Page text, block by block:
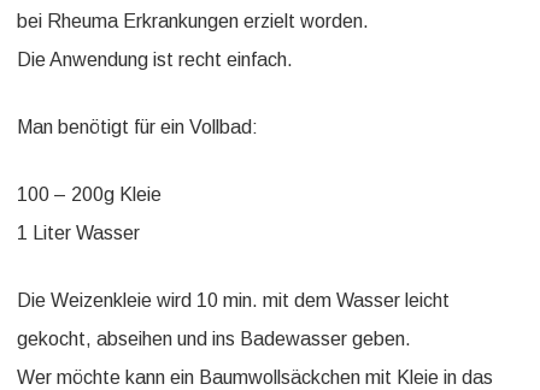
bei Rheuma Erkrankungen erzielt worden.
Die Anwendung ist recht einfach.
Man benötigt für ein Vollbad:
100 – 200g Kleie
1 Liter Wasser
Die Weizenkleie wird 10 min. mit dem Wasser leicht
gekocht, abseihen und ins Badewasser geben.
Wer möchte kann ein Baumwollsäckchen mit Kleie in das